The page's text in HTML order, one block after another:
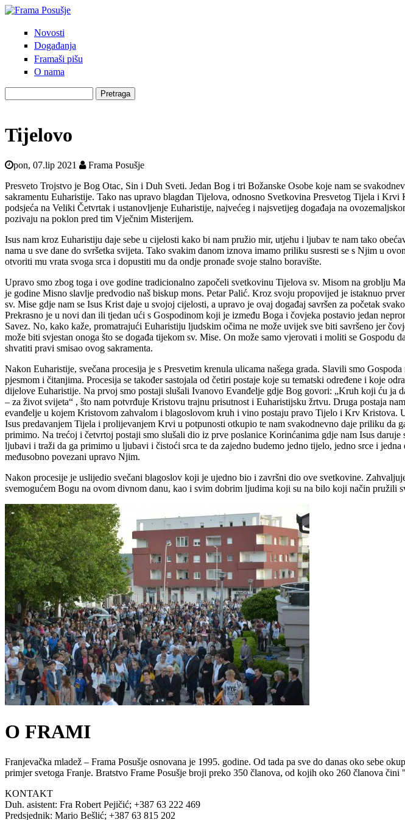
Skoči na glavni sadržaj
Frama
Posušje
Glavni izbornik
Novosti
Događanja
Framaši pišu
O nama
Tijelovo
pon, 07.lip 2021
Frama Posušje
Presveto Trojstvo je Bog Otac, Sin i Duh Sveti. Jedan Bog i tri Božanske Osobe koje nam se
sakramentu Euharistije. Tako nas upravo blagdan Tijelova, odnosno Svetkovina Presvetog Tijela i Krvi
podsjeća na Veliki Četvrtak i ustanovljenje Euharistije, najvećeg i najsvetijeg događaja na
pozivaju na poklon pred tim Vječnim Misterijem.
Isus nam kroz Euharistiju daje sebe u cijelosti kako bi nam pružio mir, utjehu i ljubav te nam tako
nama u sve dane do svršetka svijeta. Tako svakim danom iznova imamo priliku susresti se s Njim u
otvoriti mu vrata svoga srca i dopustiti mu da ondje pronađe svoje stalno boravište.
Upravo smo zbog toga i ove godine tradicionalno započeli svetkovinu Tijelova sv. Misom na groblju
je godine Misno slavlje predvodio naš biskup mons. Petar Palić. Kroz svoju propovijed je istaknuo
sv. Mise gdje nam se Isus Krist daje u svojoj cijelosti, a upravo je ovaj događaj savršen za početak
Prekrasno je u novi dan ili tjedan ući s Gospodinom koji je između Boga i čovjeka postavio jedan
Savez. No, kako kaže, promatrajući Euharistiju ljudskim očima ne može uvijek sve biti savršeno jer
može biti svjestan onoga što se događa tijekom sv. Mise. On može samo vjerovati i moliti se Gospodu
shvatiti pravi smisao ovog sakramenta.
Nakon Euharistije, svečana procesija je s Presvetim krenula ulicama našega grada. Slavili smo
pjesmom i čitanjima. Procesija se također sastojala od četiri postaje koje su tematski određene i koje
dijelove Euharistije. Na prvoj smo postaji slušali Ivanovo Evanđelje gdje Bog govori: „Kruh koji ću ja
– za život svijeta“ , što nam potvrđuje Kristovu trajnu prisutnost i Euharistijsku žrtvu. Druga postaja
evanđelje u kojem Kristovom zahvalom i blagoslovom kruh i vino postaju pravo Tijelo i Krv Kristova.
Isus predavanjem Tijela i prolijevanjem Krvi u potpunosti otkupio te nam svakodnevno daje priliku da
primimo. Na trećoj i četvrtoj postaji smo slušali dio iz prve poslanice Korinćanima gdje nam Isus daruje
ljubavi i traži da ga primimo u ljubavi i čistoći srca te da zajedno budemo jedno tijelo, jedno srce i jedna
međusobno povezani upravo Njim.
Nakon procesije je uslijedio svečani blagoslov koji je ujedno bio i završni dio ove svetkovine.
svemogućem Bogu na ovom divnom danu, kao i svim dobrim ljudima koji su na bilo koji način pružili
O FRAMI
Franjevačka mladež – Frama Posušje osnovana je 1995. godine. Od tada pa sve do danas oko sebe
primjer svetoga Franje. Bratstvo Frame Posušje broji preko 350 članova, od kojih oko 260 članova
KONTAKT
Duh. asistent: Fra Robert Pejičić; +387 63 222 469
Predsjednik: Mario Bešlić; +387 63 815 202